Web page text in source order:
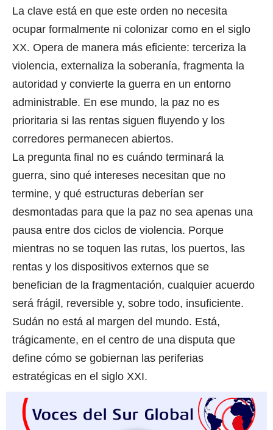
La clave está en que este orden no necesita
ocupar formalmente ni colonizar como en el siglo
XX. Opera de manera más eficiente: terceriza la
violencia, externaliza la soberanía, fragmenta la
autoridad y convierte la guerra en un entorno
administrable. En ese mundo, la paz no es
prioritaria si las rentas siguen fluyendo y los
corredores permanecen abiertos.
La pregunta final no es cuándo terminará la
guerra, sino qué intereses necesitan que no
termine, y qué estructuras deberían ser
desmontadas para que la paz no sea apenas una
pausa entre dos ciclos de violencia. Porque
mientras no se toquen las rutas, los puertos, las
rentas y los dispositivos externos que se
benefician de la fragmentación, cualquier acuerdo
será frágil, reversible y, sobre todo, insuficiente.
Sudán no está al margen del mundo. Está,
trágicamente, en el centro de una disputa que
define cómo se gobiernan las periferias
estratégicas en el siglo XXI.